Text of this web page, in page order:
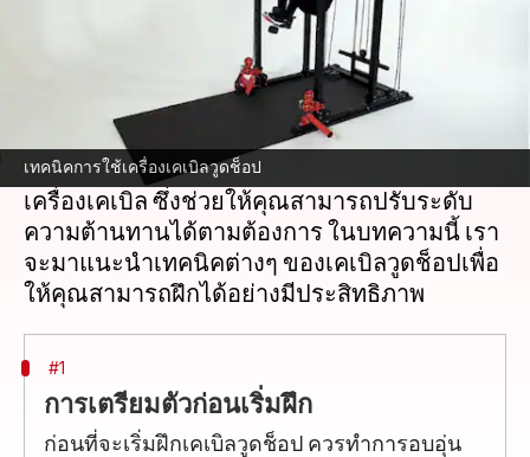
เทคนิคการใช้เครื่องเคเบิลวูดช็อป
เคเบิลวูดช็อปเป็นการออกกำลังกายที่ยอดเยี่ยม
สำหรับการเสริมสร้างกล้ามเนื้อแกนกลางและ
เพิ่มความแข็งแรงของร่างกายส่วนบนและล่าง
การออกกำลังกายนี้สามารถทำได้ในยิมโดยใช้
เครื่องเคเบิล ซึ่งช่วยให้คุณสามารถปรับระดับ
ความต้านทานได้ตามต้องการ ในบทความนี้ เรา
จะมาแนะนำเทคนิคต่างๆ ของเคเบิลวูดช็อปเพื่อ
#1
การเตรียมตัวก่อนเริ่มฝึก
ก่อนที่จะเริ่มฝึกเคเบิลวูดช็อป ควรทำการอบอุ่น